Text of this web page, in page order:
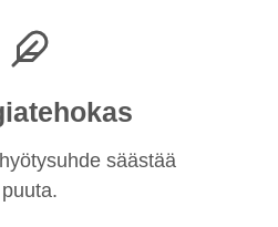
säästää
puuta.